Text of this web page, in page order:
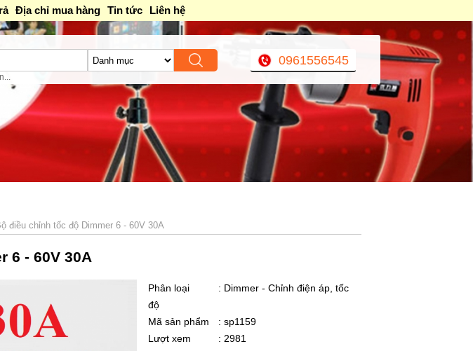
Địa chỉ mua hàng Tin tức Liên hệ
0961556545
điều chỉnh tốc độ Dimmer 6 - 60V 30A
6 - 60V 30A
Phân loại
: Dimmer - Chỉnh điện áp, tốc
độ
Mã sản phẩm
: sp1159
Lượt xem
: 2981